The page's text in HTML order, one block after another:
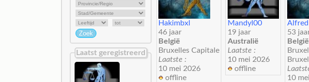
Laatst geregistreerd
Hakimbxl
46 jaar
België
Bruxelles Capitale
Laatste :
10 mei 2026
offline
Mandyl00
19 jaar
Australië
Laatste :
10 mei 2026
offline
53
België
10